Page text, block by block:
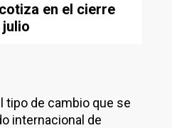
en el cierre
tipo de cambio que se
internacional de